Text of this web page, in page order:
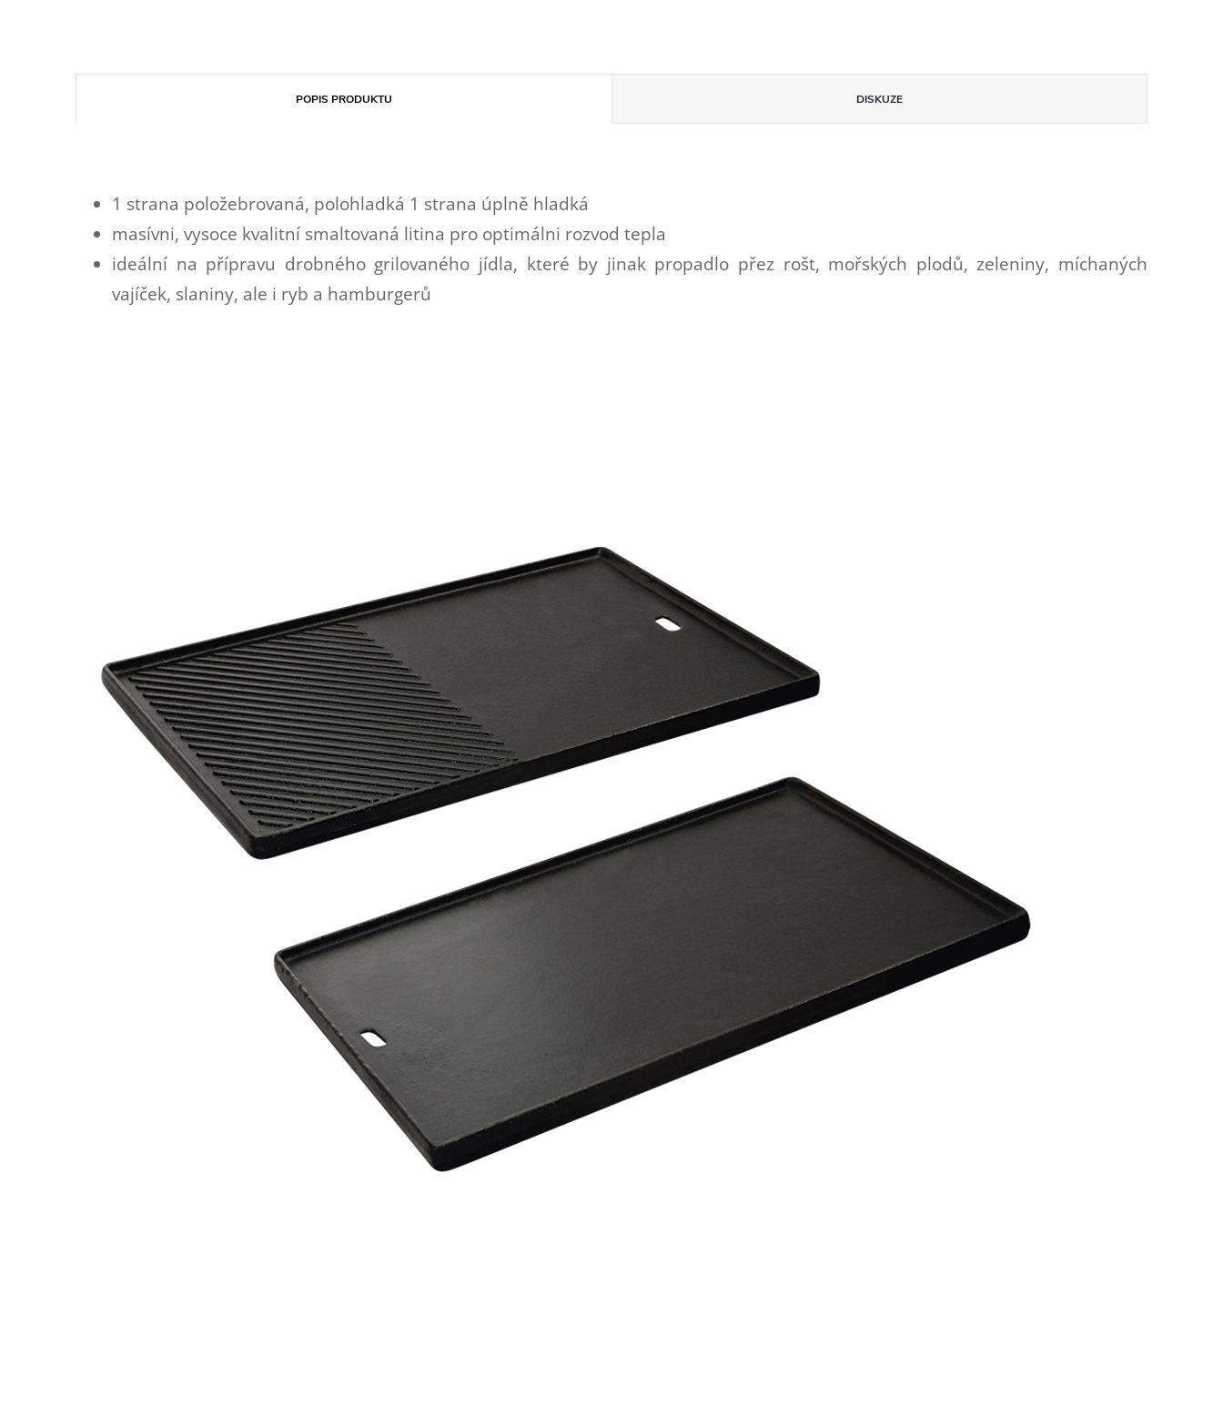
POPIS PRODUKTU DISKUZE
1 strana položebrovaná, polohladká 1 strana úplně hladká
masívni, vysoce kvalitní smaltovaná litina pro optimálni rozvod tepla
ideální na přípravu drobného grilovaného jídla, které by jinak propadlo přez rošt, mořských plodů, zeleniny, míchaných
vajíček, slaniny, ale i ryb a hamburgerů